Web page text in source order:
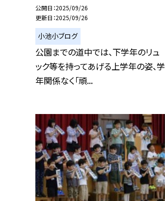
公開日 2025/09/26
更新日 2025/09/26
小池小ブログ
公園までの道中では、下学年のリュ
ック等を持ってあげる上学年の姿、学
年関係なく「頑...